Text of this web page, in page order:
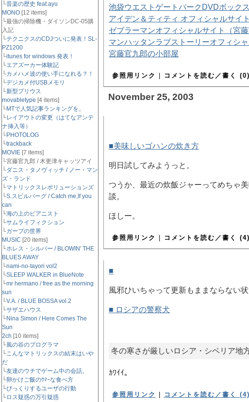
└音楽の歴史 feat.ayu
MONO [12 items]
└最強の掃除機・ダイソンDC-05購
入記
└テクニクスのCDJついに発表！SL-
PZ1200
└itunes for windows 発表！
└エアズーカー体験記
└カメハメ波の使い手になれる？！
└デジカメ付USBメモリ
└新型プリウス
movabletype [4 items]
└MTで人気記事ランキングを。
└レイアウトの変更（はてなアンテ
ナ挿入等）
└PHOTOLOG
└trackback
MOVIE [7 items]
└宮藤官九郎 / 木更津キャッツアイ
└ダニス・タノヴィッチ / ノー・マン
ズ・ランド
└マトリックスレボリューションズ
└S.スピルバーグ / Catch me,If you
can
└海の上のピアニスト
└サムライフィクション
└ガープの世界
MUSIC [20 items]
└ホレス・シルバー / BLOWIN' THE
BLUES AWAY
└nami-no-tayori vol2
└SLEEP WALKER in BlueNote
└mr hermano / free as the morning
sun
└V.A. / BLUE BOSSA vol.2
└サザエハウス
└Nina Simon / Here Comes The
Sun
2ch [10 items]
└風の谷のプログラマ
└こんなマトリックスの結末はいや
だ
└友達のウチでゲーム中の会話。
└卵かけご飯のｳﾏｰな食べ方
└びっくりするユーザの行動
└ロス疑惑の万引疑惑
池袋ウエストゲートパークDVDボックス
アイデン＆ティティ オフィシャルサイ
ゼブラーマンオフィシャルサイト（宮
マンハッタンラブストーリーオフィシャ
宮藤官九郎の小部屋
参照用リンク コメントを読む／書く (0)
November 25, 2003
■美味しいゴハンの炊き方
明日試してみようっと。
つうか、最近の炊飯ジャーってめちゃ
談。
ほしー。
参照用リンク コメントを読む／書く (4)
■
風邪ひいちゃって更新もままならない
■ ロシアの警察犬
冬の寒さが厳しいロシア・シベリア地
ｶﾜｲｲ。
参照用リンク コメントを読む／書く (4)